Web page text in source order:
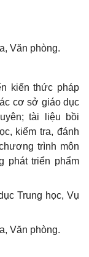
Văn phòng.
kiến thức pháp
cơ sở giáo dục
tài liệu bồi
kiểm tra, đánh
trình môn
phát triển phẩm
Trung học, Vụ
Văn phòng.